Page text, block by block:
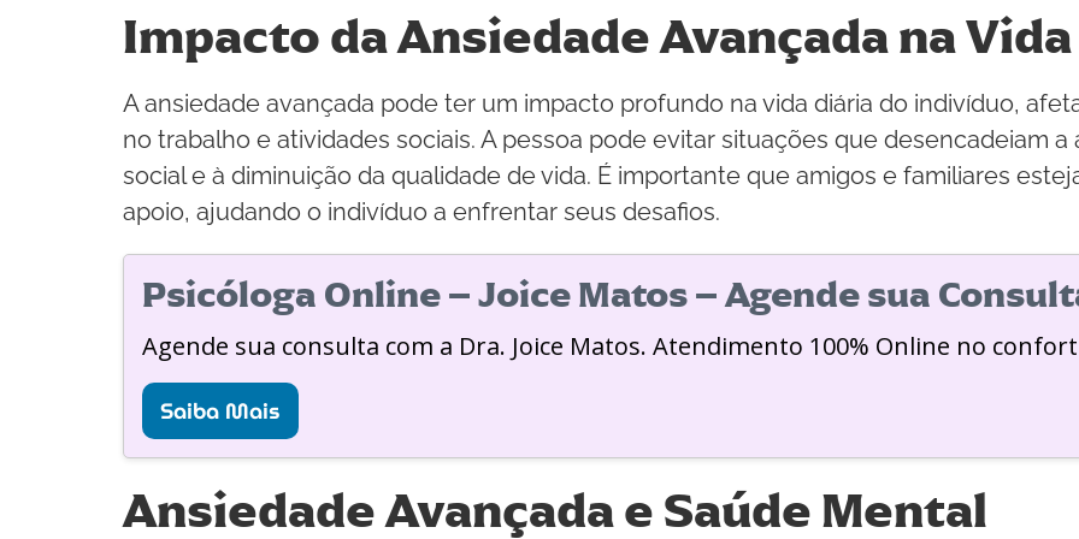
Impacto da Ansiedade Avançada na
A ansiedade avançada pode ter um impacto profundo na vida diária do indivíduo,
no trabalho e atividades sociais. A pessoa pode evitar situações que desencadeiam
social e à diminuição da qualidade de vida. É importante que amigos e familiares
apoio, ajudando o indivíduo a enfrentar seus desafios.
Psicóloga Online – Joice Matos – Agende sua
Agende sua consulta com a Dra. Joice Matos. Atendimento 100% Online no
Saiba Mais
Ansiedade Avançada e Saúde Mental